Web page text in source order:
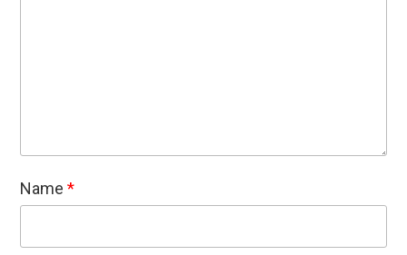
Name*